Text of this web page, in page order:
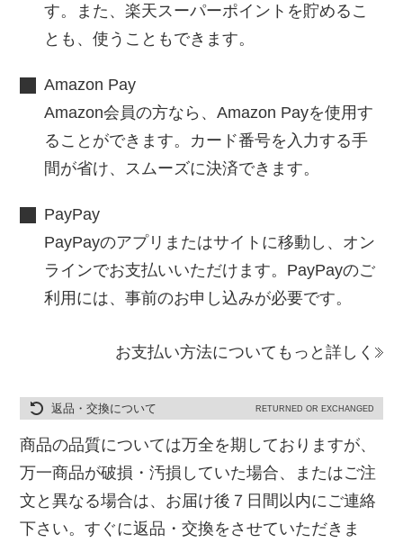
す。また、楽天スーパーポイントを貯めるこ
とも、使うこともできます。
Amazon Pay
Amazon会員の方なら、Amazon Payを使用す
ることができます。カード番号を入力する手
間が省け、スムーズに決済できます。
PayPay
PayPayのアプリまたはサイトに移動し、オン
ラインでお支払いいただけます。PayPayのご
利用には、事前のお申し込みが必要です。
お支払い方法についてもっと詳しく
返品・交換について RETURNED OR EXCHANGED
商品の品質については万全を期しておりますが、
万一商品が破損・汚損していた場合、またはご注
文と異なる場合は、お届け後７日間以内にご連絡
下さい。すぐに返品・交換をさせていただきま